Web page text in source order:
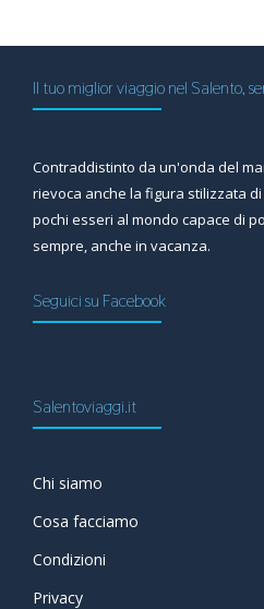
Il tuo miglior viaggio nel Salento,
Contraddistinto da un'onda del
rievoca anche la figura stilizzata
pochi esseri al mondo capace di
sempre, anche in vacanza.
Seguici su Facebook
Salentoviaggi.it
Chi siamo
Cosa facciamo
Condizioni
Privacy